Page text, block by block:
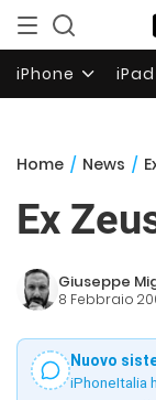
iPhone iPad
Home / News /
Ex
Giuseppe
8 Febbraio
Nuovo
iPhoneItalia